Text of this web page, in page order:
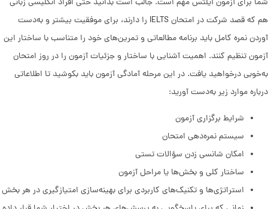
هم که قصد شرکت در امتحان IELTS را دارند، برای موفقیت بیشتر و به‌دست
آوردن نمره کامل باید برنامه مطالعاتی و تمرین‌های خود را متناسب با ساختار این
آزمون تنظیم کنند. اهمیت آشنایی با ساختار و جزئیات آزمون را در روز امتحان
به‌خوبی درخواهید یافت. در این مرحله آمادگی آزمون باید بکوشید تا اطلاعاتی
درباره موارد زیر به‌دست آورید:
شرایط برگزاری آزمون
سیستم نمره‌دهی امتحان
امکان شانسی زدن سؤالات تستی
ساختار کلی و بخش‌ها یا مراحل آزمون
استراتژی‌ها و تکنیک‌های کاربردی برای بهینه‌سازی امتیازگیری در هر بخش